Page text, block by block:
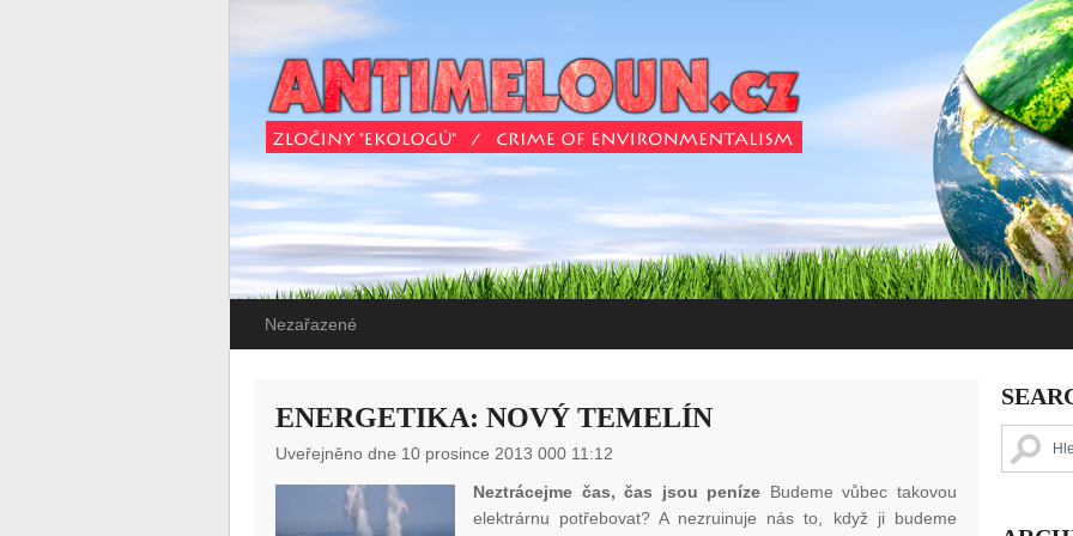
Nezařazené
ENERGETIKA: NOVÝ TEMELÍN
Uveřejněno dne 10 prosince 2013 000 11:12
Neztrácejme čas, čas jsou peníze Budeme vůbec takovou
elektrárnu potřebovat? A nezruinuje nás to, když ji budeme